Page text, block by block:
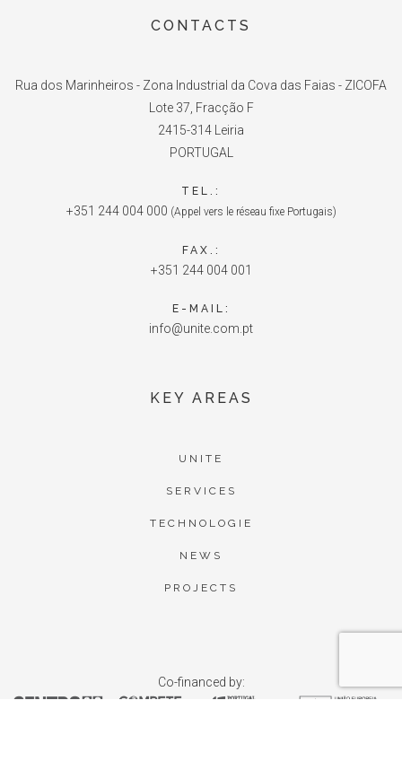
CONTACTS
Rua dos Marinheiros - Zona Industrial da Cova das Faias - ZICOFA
Lote 37, Fracção F
2415-314 Leiria
PORTUGAL
TEL.:
+351 244 004 000 (Appel vers le réseau fixe Portugais)
FAX.:
+351 244 004 001
E-MAIL:
info@unite.com.pt
KEY AREAS
UNITE
SERVICES
TECHNOLOGIE
NEWS
PROJECTS
Co-financed by: